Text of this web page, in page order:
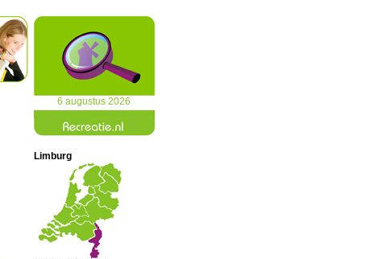
6 augustus 2026
Limburg